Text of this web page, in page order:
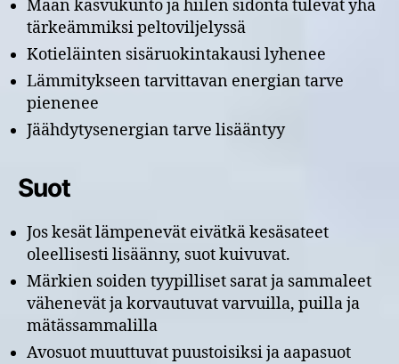
Maan kasvukunto ja hiilen sidonta tulevat yhä
tärkeämmiksi peltoviljelyssä
Kotieläinten sisäruokintakausi lyhenee
Lämmitykseen tarvittavan energian tarve
pienenee
Jäähdytysenergian tarve lisääntyy
Suot
Jos kesät lämpenevät eivätkä kesäsateet
oleellisesti lisäänny, suot kuivuvat.
Märkien soiden tyypilliset sarat ja sammaleet
vähenevät ja korvautuvat varvuilla, puilla ja
mätässammalilla
Avosuot muuttuvat puustoisiksi ja aapasuot